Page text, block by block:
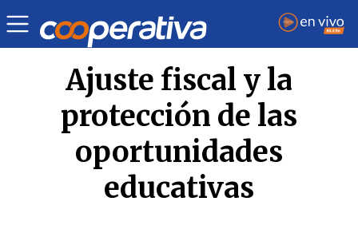
Opinión | Mary Durbán Lorca
Ajuste fiscal y la
protección de las
oportunidades
educativas